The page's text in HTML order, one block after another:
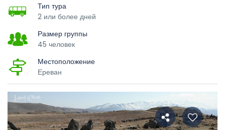
Тип тура
2 или более дней
Размер группы
45 человек
Местоположение
Ереван